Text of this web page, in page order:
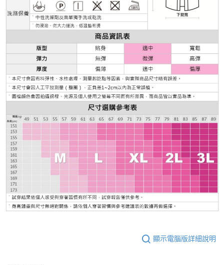
顯示電腦版詳細說明